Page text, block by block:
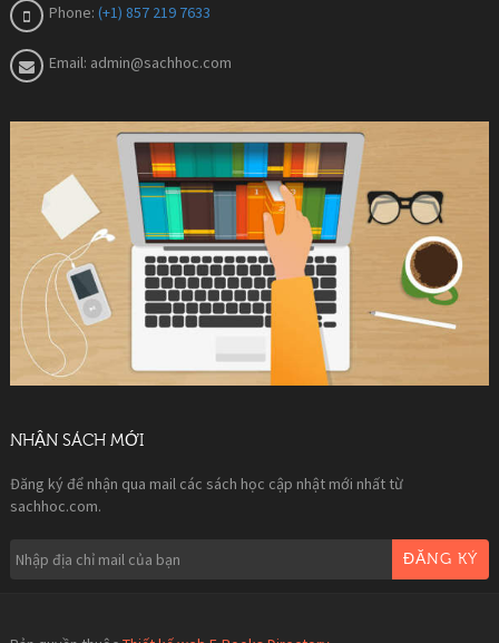
Phone: (+1) 857 219 7633
Email: admin@sachhoc.com
NHẬN SÁCH MỚI
Đăng ký để nhận qua mail các sách học cập nhật mới nhất từ
sachhoc.com.
ĐĂNG KÝ